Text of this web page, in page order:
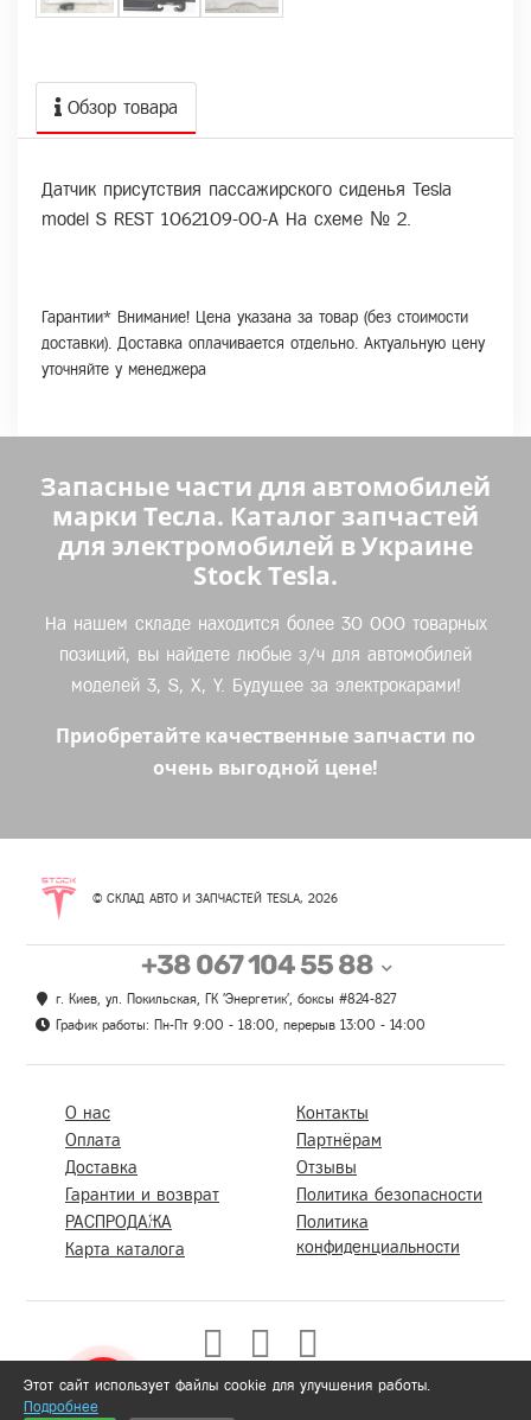
Обзор товара
Датчик присутствия пассажирского сиденья Tesla
model S REST 1062109-00-A На схеме № 2.
Гарантии* Внимание! Цена указана за товар (без стоимости
доставки). Доставка оплачивается отдельно. Актуальную цену
уточняйте у менеджера
Запасные части для автомобилей
марки Тесла. Каталог запчастей
для электромобилей в Украине
Stock Tesla.
На нашем складе находится более 30 000 товарных
позиций, вы найдете любые з/ч для автомобилей
моделей 3, S, X, Y. Будущее за электрокарами!
Приобретайте качественные запчасти по
очень выгодной цене!
© СКЛАД АВТО И ЗАПЧАСТЕЙ TESLA, 2026
+38 067 104 55 88
г. Киев, ул. Покильская, ГК 'Энергетик', боксы #824-827
График работы: Пн-Пт 9:00 - 18:00, перерыв 13:00 - 14:00
О нас
Оплата
Доставка
Гарантии и возврат
РАСПРОДАЖА
Карта каталога
Контакты
Партнёрам
Отзывы
Политика безопасности
Политика
конфиденциальности
Этот сайт использует файлы cookie для улучшения работы.
Подробнее